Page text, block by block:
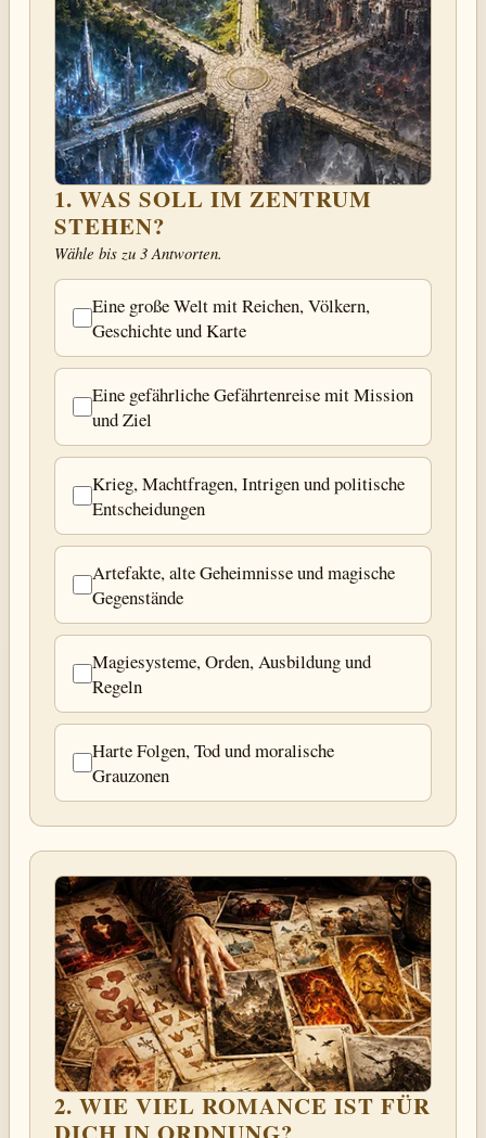
1. WAS SOLL IM ZENTRUM
STEHEN?
Wähle bis zu 3 Antworten.
Eine große Welt mit Reichen, Völkern,
Geschichte und Karte
Eine gefährliche Gefährtenreise mit Mission
und Ziel
Krieg, Machtfragen, Intrigen und politische
Entscheidungen
Artefakte, alte Geheimnisse und magische
Gegenstände
Magiesysteme, Orden, Ausbildung und
Regeln
Harte Folgen, Tod und moralische
Grauzonen
2. WIE VIEL ROMANCE IST FÜR